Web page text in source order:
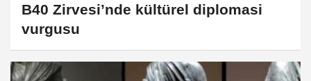
B40 Zirvesi’nde kültürel diplomasi
vurgusu